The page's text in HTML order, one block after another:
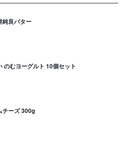
純良バター
のむヨーグルト 10個セット
チーズ 300g